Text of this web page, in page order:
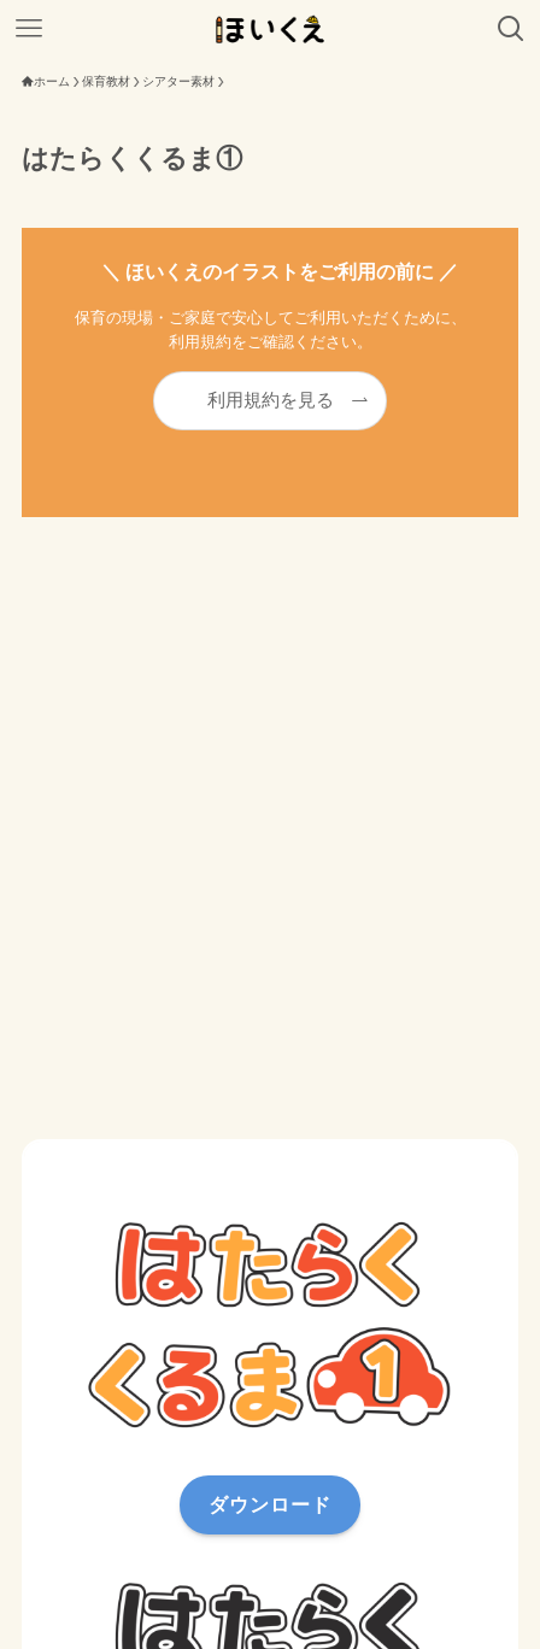
ホーム 保育教材 シアター素材
はたらくくるま①
＼ ほいくえのイラストをご利用の前に ／
保育の現場・ご家庭で安心してご利用いただくために、
利用規約をご確認ください。
利用規約を見る
ダウンロード